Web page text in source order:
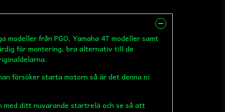
modeller från PGO, Yamaha 4T modeller samt
för montering, bra alternativ till de
försöker starta motorn så är det denna ni
med ditt nuvarande startrelä och se så att